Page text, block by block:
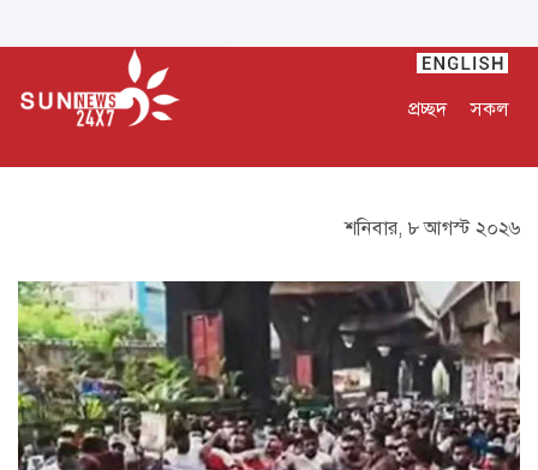
প্রচ্ছদ সকল
শনিবার, ৮ আগস্ট ২০২৬